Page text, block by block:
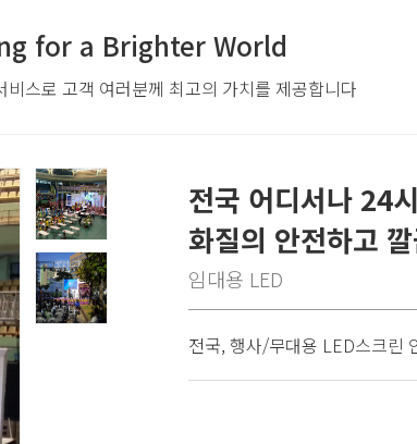
for a Brighter World
비스로고객 여러분께 최고의 가치를 제공합니다
전국 어디서나 24
화질의 안전하고
임대용 LED
전국, 행사/무대용 LED스크린